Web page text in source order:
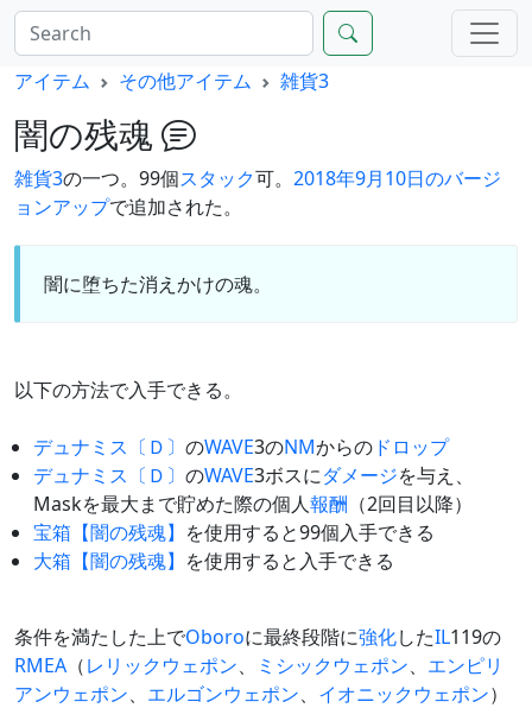
アイテム その他アイテム 雑貨3
闇の残魂
雑貨3の一つ。99個スタック可。 2018年9月10日のバージ
ョンアップで追加された。
闇に堕ちた消えかけの魂。
以下の方法で入手できる。
デュナミス〔Ｄ〕 のWAVE3のNMからの ドロップ
デュナミス〔Ｄ〕 のWAVE3ボスにダメージを与え、
Maskを最大まで貯めた際の個人報酬 （2回目以降）
宝箱【闇の残魂】 を使用すると99個入手できる
大箱【闇の残魂】 を使用すると入手できる
条件を満たした上でOboroに最終段階に強化したIL119の
RMEA （レリックウェポン、 ミシックウェポン、 エンピリ
アンウェポン、 エルゴンウェポン、 イオニックウェポン）